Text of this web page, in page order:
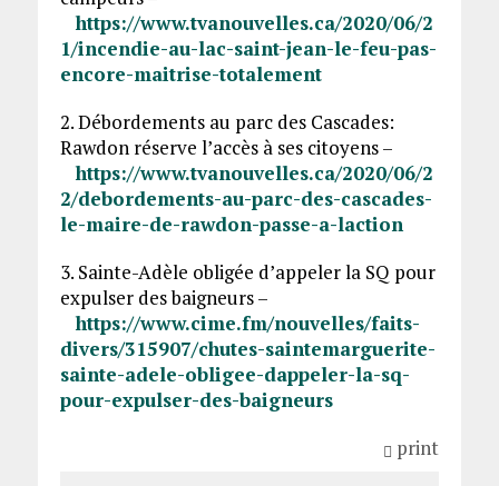
https://www.tvanouvelles.ca/2020/06/2
1/incendie-au-lac-saint-jean-le-feu-pas-
encore-maitrise-totalement
2. Débordements au parc des Cascades:
Rawdon réserve l’accès à ses citoyens –
https://www.tvanouvelles.ca/2020/06/2
2/debordements-au-parc-des-cascades-
le-maire-de-rawdon-passe-a-laction
3. Sainte-Adèle obligée d’appeler la SQ pour
expulser des baigneurs –
https://www.cime.fm/nouvelles/faits-
divers/315907/chutes-saintemarguerite-
sainte-adele-obligee-dappeler-la-sq-
pour-expulser-des-baigneurs
print